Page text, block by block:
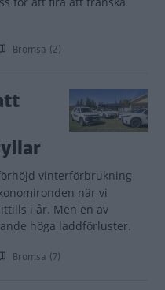
Bromsa (2)
vinterförbrukning
när vi
i år. Men en av
höga laddförluster.
Bromsa (7)